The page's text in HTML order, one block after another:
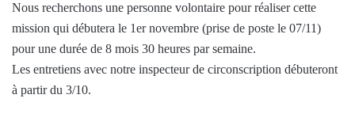
Nous recherchons une personne volontaire pour réaliser cette
mission qui débutera le 1er novembre (prise de poste le 07/11)
pour une durée de 8 mois 30 heures par semaine.
Les entretiens avec notre inspecteur de circonscription débuteront
à partir du 3/10.